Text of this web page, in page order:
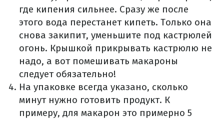
где кипения сильнее. Сразу же после
этого вода перестанет кипеть. Только она
снова закипит, уменьшите под кастрюлей
огонь. Крышкой прикрывать кастрюлю не
надо, а вот помешивать макароны
следует обязательно!
На упаковке всегда указано, сколько
минут нужно готовить продукт. К
примеру, для макарон это примерно 5